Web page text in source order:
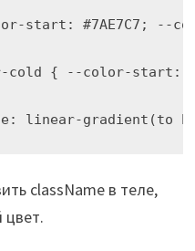
start: #7AE7C7; --
cold { --color-start:
className в теле,
цвет.